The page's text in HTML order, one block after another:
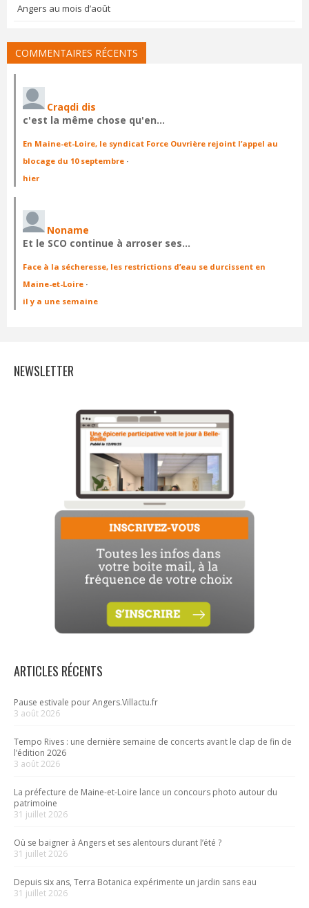
Angers au mois d’août
COMMENTAIRES RÉCENTS
Craqdi dis
c'est la même chose qu'en…
En Maine-et-Loire, le syndicat Force Ouvrière rejoint l’appel au
blocage du 10 septembre ·
hier
Noname
Et le SCO continue à arroser ses…
Face à la sécheresse, les restrictions d’eau se durcissent en
Maine-et-Loire ·
il y a une semaine
NEWSLETTER
ARTICLES RÉCENTS
Pause estivale pour Angers.Villactu.fr
3 août 2026
Tempo Rives : une dernière semaine de concerts avant le clap de fin de
l’édition 2026
3 août 2026
La préfecture de Maine-et-Loire lance un concours photo autour du
patrimoine
31 juillet 2026
Où se baigner à Angers et ses alentours durant l’été ?
31 juillet 2026
Depuis six ans, Terra Botanica expérimente un jardin sans eau
31 juillet 2026